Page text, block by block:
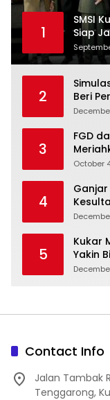
1
SMSI
Siap
2
Beri
3
FGD
October
4
5
Kukar
Yakin
Contact Info
Jalan Tambak
Tenggarong,